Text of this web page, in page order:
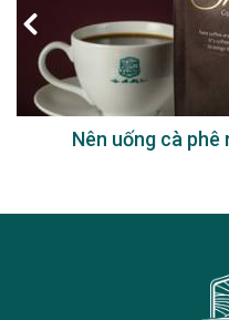
Nên uống cà